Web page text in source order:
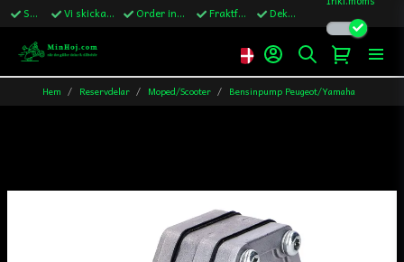
Snabba leveranser Vi skickar till Sverige,Danmark & Finland Order innan kl.13 skickas samma vardag Fraktfritt över 1200kr till Sverige Dekaler ingår i alla ordrar
Hem Reservdelar Moped/Scooter Bensinpump Peugeot/Yamaha